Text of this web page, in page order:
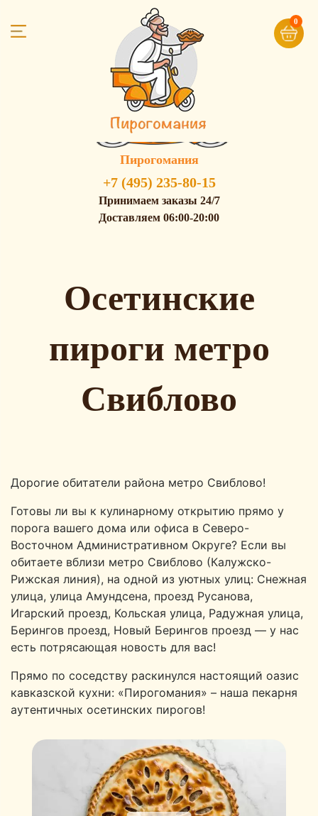
Пирогомания
+7 (495) 235-80-15
Принимаем заказы 24/7
Доставляем 06:00-20:00
Осетинские
пироги метро
Свиблово
Дорогие обитатели района метро Свиблово!
Готовы ли вы к кулинарному открытию прямо у
порога вашего дома или офиса в Северо-
Восточном Административном Округе? Если вы
обитаете вблизи метро Свиблово (Калужско-
Рижская линия), на одной из уютных улиц: Снежная
улица, улица Амундсена, проезд Русанова,
Игарский проезд, Кольская улица, Радужная улица,
Берингов проезд, Новый Берингов проезд — у нас
есть потрясающая новость для вас!
Прямо по соседству раскинулся настоящий оазис
кавказской кухни: «Пирогомания» – наша пекарня
аутентичных осетинских пирогов!
0